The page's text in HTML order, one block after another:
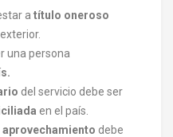
a título oneroso
una persona
del servicio debe ser
en el país.
debe